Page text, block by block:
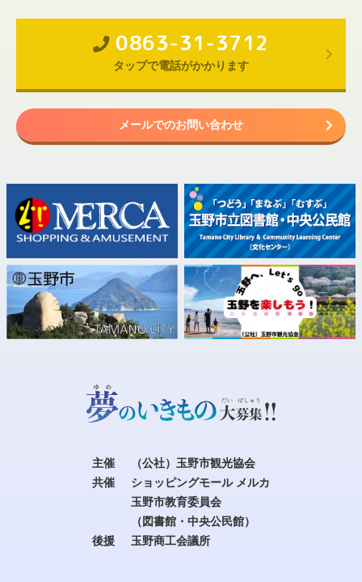
0863-31-3712
タップで電話がかかります
メールでのお問い合わせ
主催
（公社）玉野市観光協会
共催
ショッピングモール メルカ
玉野市教育委員会
（図書館・中央公民館）
後援
玉野商工会議所